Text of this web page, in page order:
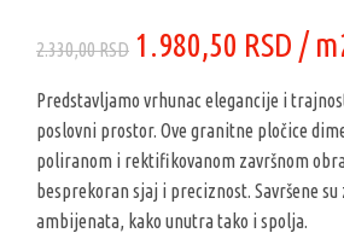
2.330,00RSD Originalna
cena
je
bila:
1.980,50 RSD
je:
/
Predstavljamo vrhunac elegancije i
poslovni prostor. Ove granitne pločice
poliranom i rektifikovanom završnom
besprekoran sjaj i preciznost. Savršene
ambijenata, kako unutra tako i spolja.